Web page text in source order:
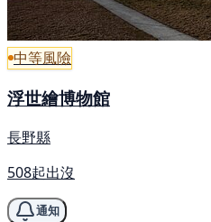
中等風險
浮世繪博物館
長野縣
508起出沒
通知